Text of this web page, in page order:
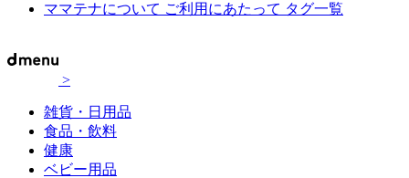
ママテナについて ご利用にあたって タグ一覧
>
雑貨・日用品
食品・飲料
健康
ベビー用品